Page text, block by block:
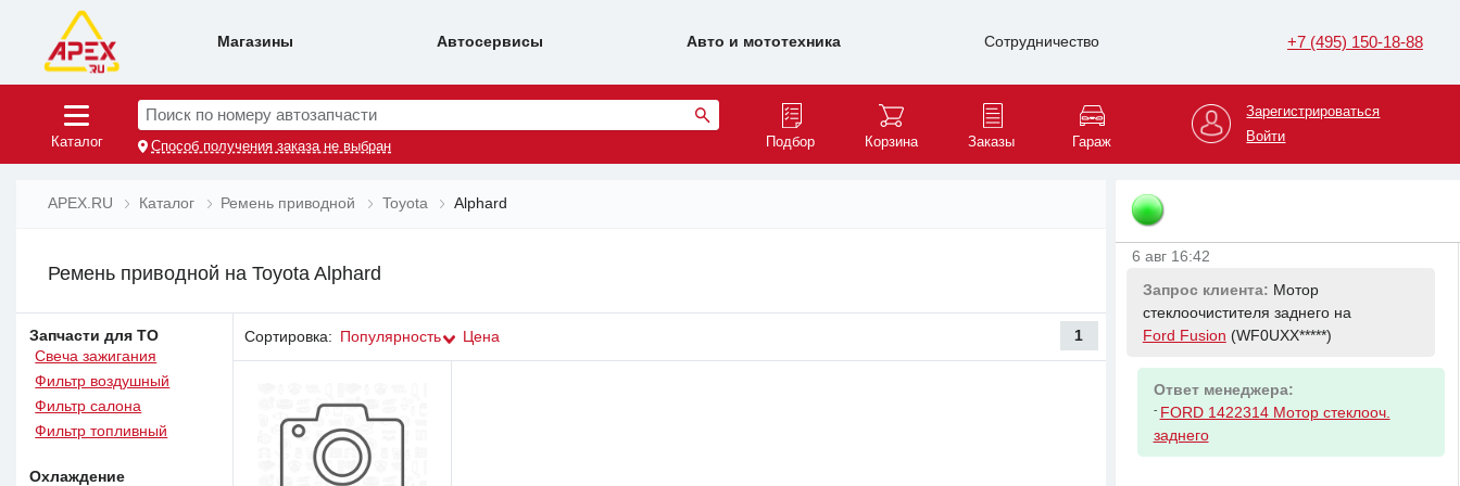
Магазины Автосервисы Авто и мототехника Сотрудничество +7 (495) 150-18-88
Каталог
Поиск по номеру автозапчасти
Способ получения заказа не выбран Подбор Корзина Заказы Гараж
Зарегистрироваться
Войти
APEX.RU Каталог Ремень приводной Toyota Alphard
Ремень приводной на Toyota Alphard
Запчасти для ТО
Свеча зажигания
Фильтр воздушный
Фильтр салона
Фильтр топливный
Охлаждение
Сортировка: Популярность Цена 1
Датчик
температуры воздуха
6 авг 16:42
Запрос клиента: Мотор
стеклоочистителя заднего на
Ford Fusion (WF0UXX*****)
Ответ менеджера:
- FORD 1422314 Мотор стеклооч.
заднего